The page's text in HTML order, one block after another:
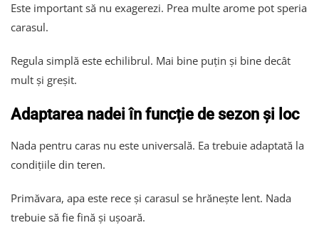
Este important să nu exagerezi. Prea multe arome pot speria
carasul.
Regula simplă este echilibrul. Mai bine puțin și bine decât
mult și greșit.
Adaptarea nadei în funcție de sezon și loc
Nada pentru caras nu este universală. Ea trebuie adaptată la
condițiile din teren.
Primăvara, apa este rece și carasul se hrănește lent. Nada
trebuie să fie fină și ușoară.